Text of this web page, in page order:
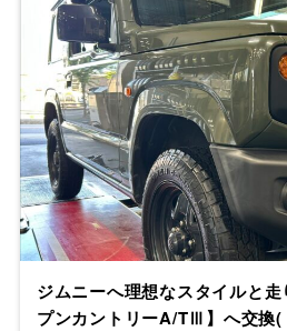
ジムニーへ理想なスタイルと
プンカントリーA/TⅢ】へ交換(